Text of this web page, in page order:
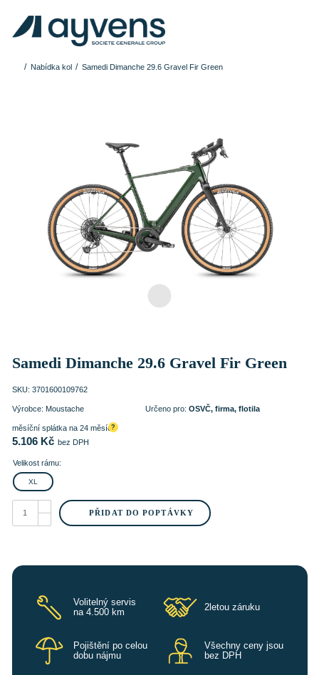
Nabídka kol Samedi Dimanche 29.6 Gravel Fir Green
Samedi Dimanche 29.6 Gravel Fir Green
SKU: 3701600109762
Výrobce: Moustache Určeno pro: OSVČ, firma, flotila
?
měsíční splátka na 24 měsíců
5.106 Kč bez DPH
Velikost rámu:
XL
Samedi
Dimanche
PŘIDAT DO POPTÁVKY
Volitelný servis
na 4.500 km
2letou záruku
Pojištění po celou
dobu nájmu
Všechny ceny jsou
bez DPH